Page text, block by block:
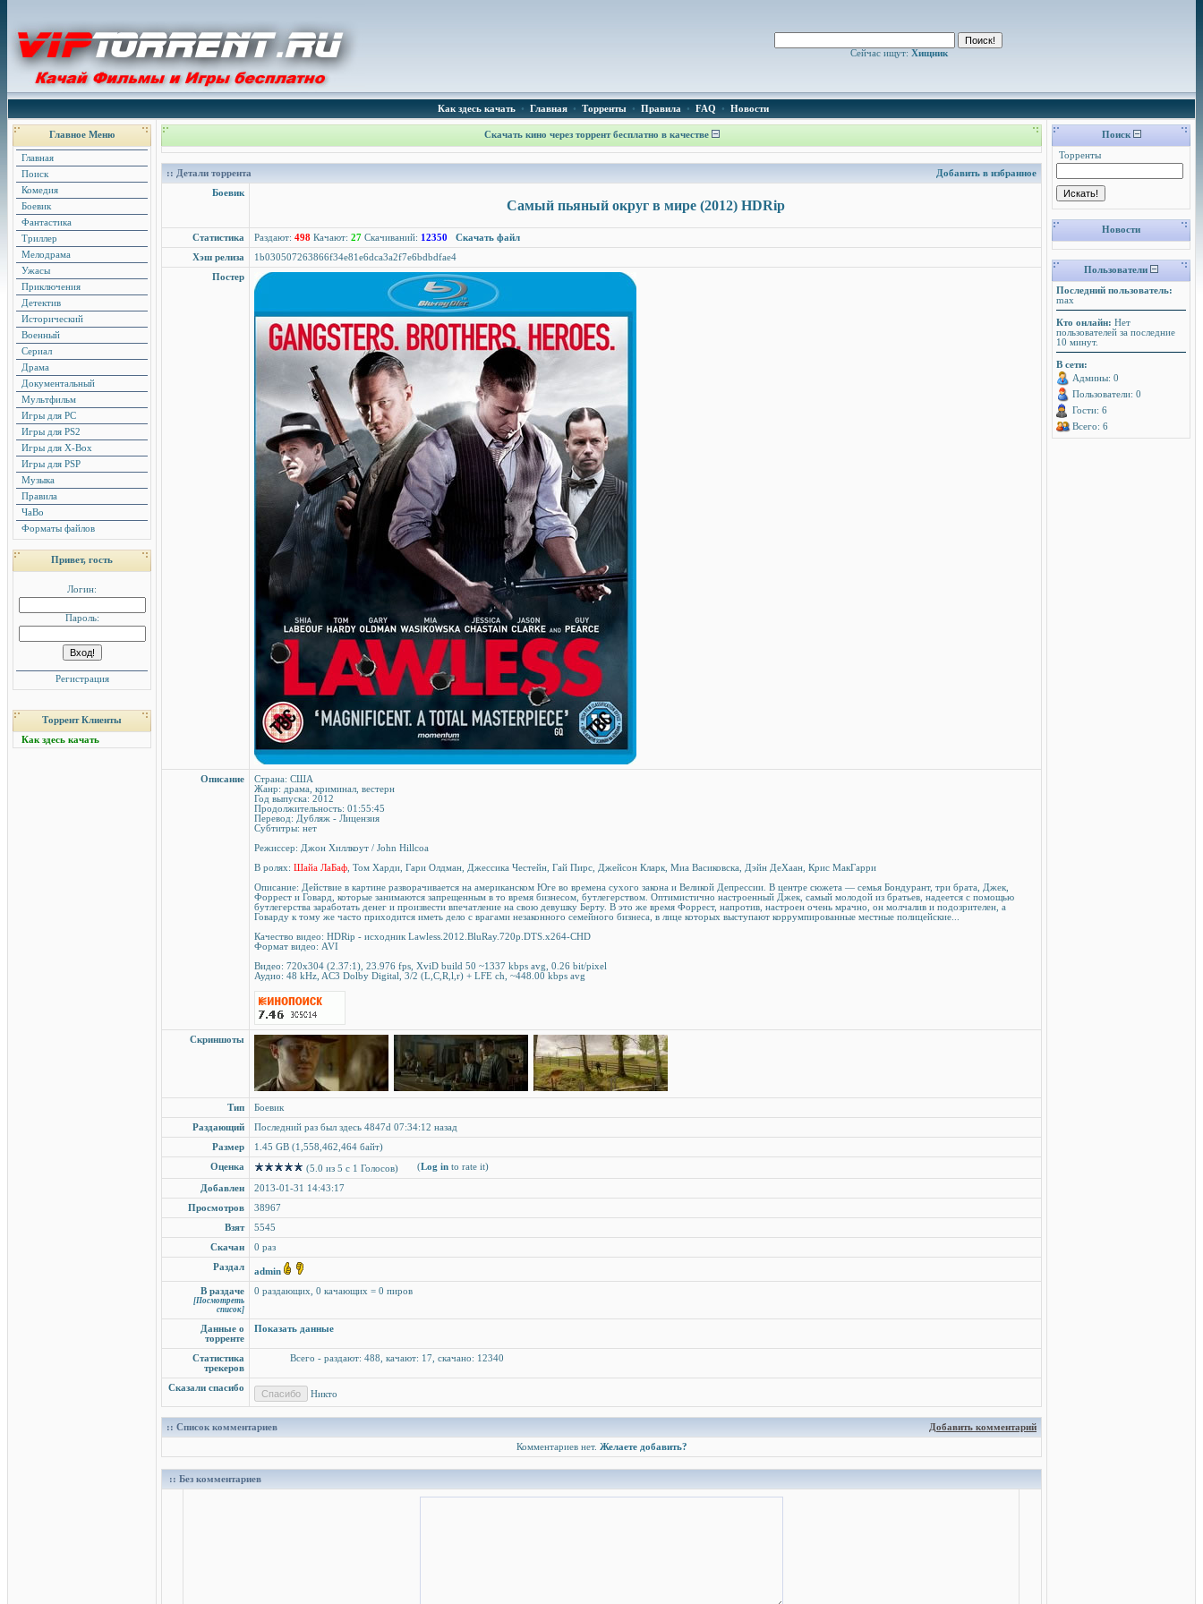
Сейчас ищут: Хищник
Как здесь качать• Главная• Торренты• Правила • FAQ • Новости
Главное Меню
Главная
Поиск
Комедия
Боевик
Фантастика
Триллер
Мелодрама
Ужасы
Приключения
Детектив
Исторический
Военный
Сериал
Драма
Документальный
Мультфильм
Игры для PC
Игры для PS2
Игры для X-Box
Игры для PSP
Музыка
Правила
ЧаВо
Форматы файлов
Привет, гость
Логин:
Пароль:
Регистрация
Торрент Клиенты
Как здесь качать
Скачать кино через торрент бесплатно в качестве
:: Детали торрента
Добавить в избранное
Боевик
Самый пьяный округ в мире (2012) HDRip
Статистика Раздают: 498 Качают: 27 Скачиваний: 12350
Скачать файл
Хэш релиза
1b030507263866f34e81e6dca3a2f7e6bdbdfae4
Постер
Описание
Страна: США
Жанр: драма, криминал, вестерн
Год выпуска: 2012
Продолжительность: 01:55:45
Перевод: Дубляж - Лицензия
Cубтитры: нет
Режиссер: Джон Хиллкоут / John Hillcoa
В ролях: Шайа ЛаБаф , Том Харди, Гари Олдман, Джессика Честейн, Гай Пирс, Джейсон Кларк, Миа Васиковска, Дэйн ДеХаан, Крис МакГарри
Описание: Действие в картине разворачивается на американском Юге во времена сухого закона и Великой Депрессии. В центре сюжета — семья Бондурант, три брата, Джек,
Форрест и Говард, которые занимаются запрещенным в то время бизнесом, бутлегерством. Оптимистично настроенный Джек, самый молодой из братьев, надеется с помощью
бутлегерства заработать денег и произвести впечатление на свою девушку Берту. В это же время Форрест, напротив, настроен очень мрачно, он молчалив и подозрителен, а
Говарду к тому же часто приходится иметь дело с врагами незаконного семейного бизнеса, в лице которых выступают коррумпированные местные полицейские...
Качество видео: HDRip - исходник Lawless.2012.BluRay.720p.DTS.x264-CHD
Формат видео: AVI
Видео: 720x304 (2.37:1), 23.976 fps, XviD build 50 ~1337 kbps avg, 0.26 bit/pixel
Аудио: 48 kHz, AC3 Dolby Digital, 3/2 (L,C,R,l,r) + LFE ch, ~448.00 kbps avg
Скриншоты
Тип
Боевик
Раздающий
Последний раз был здесь 4847d 07:34:12 назад
Размер
1.45 GB (1,558,462,464 байт)
Оценка
(5.0 из 5 с 1 Голосов) (Log in to rate it)
Добавлен
2013-01-31 14:43:17
Просмотров
38967
Взят
5545
Скачан
0 раз
Раздал
admin
В раздаче
[Посмотреть
список]
0 раздающих, 0 качающих = 0 пиров
Данные о
торренте
Показать данные
Статистика
трекеров
Всего - раздают: 488, качают: 17, скачано: 12340
Сказали спасибо
Никто
:: Список комментариев
Добавить комментарий
Комментариев нет. Желаете добавить?
:: Без комментариев
Поиск
Торренты
Новости
Пользователи
Последний пользователь:
max
Кто онлайн: Нет
пользователей за последние
10 минут.
В сети:
Админы: 0
Пользователи: 0
Гости: 6
Всего: 6